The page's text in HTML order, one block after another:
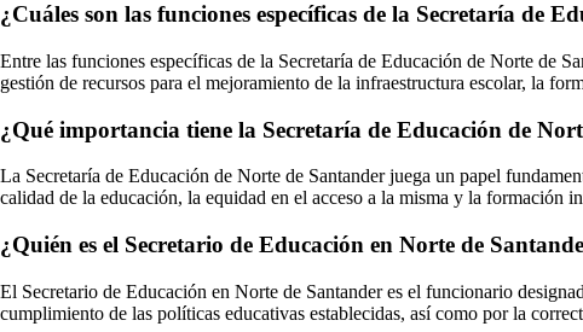
¿Cuáles son las funciones específicas de la Secretaría de
Entre las funciones específicas de la Secretaría de Educación de Norte de
gestión de recursos para el mejoramiento de la infraestructura escolar, la
¿Qué importancia tiene la Secretaría de Educación de
La Secretaría de Educación de Norte de Santander juega un papel
calidad de la educación, la equidad en el acceso a la misma y la formación
¿Quién es el Secretario de Educación en Norte de
El Secretario de Educación en Norte de Santander es el funcionario
cumplimiento de las políticas educativas establecidas, así como por la